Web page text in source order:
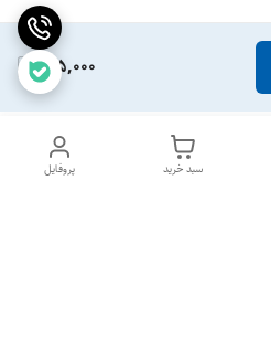
145,000
پروفایل سبد خرید